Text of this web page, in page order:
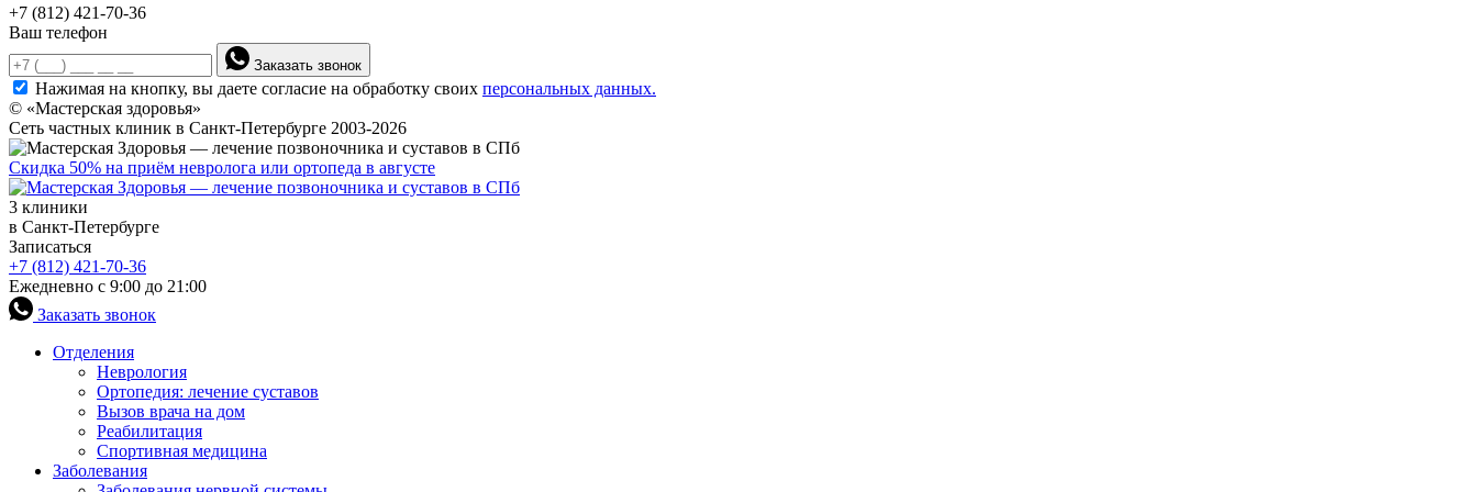
+7 (812) 421-70-36
Ваш телефон
Заказать звонок
Нажимая на кнопку, вы даете согласие на обработку своих персональных данных.
© «Мастерская здоровья»
Сеть частных клиник в Санкт-Петербурге 2003-2026
Скидка 50% на приём невролога или ортопеда в августе
3 клиники
в Санкт-Петербурге
Записаться
+7 (812) 421-70-36
Ежедневно с 9:00 до 21:00
Заказать звонок
Отделения
Неврология
Ортопедия: лечение суставов
Вызов врача на дом
Реабилитация
Спортивная медицина
Заболевания